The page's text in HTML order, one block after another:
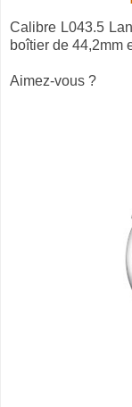
Calibre L043.5
boîtier de 44,2mm
Aimez-vous ?